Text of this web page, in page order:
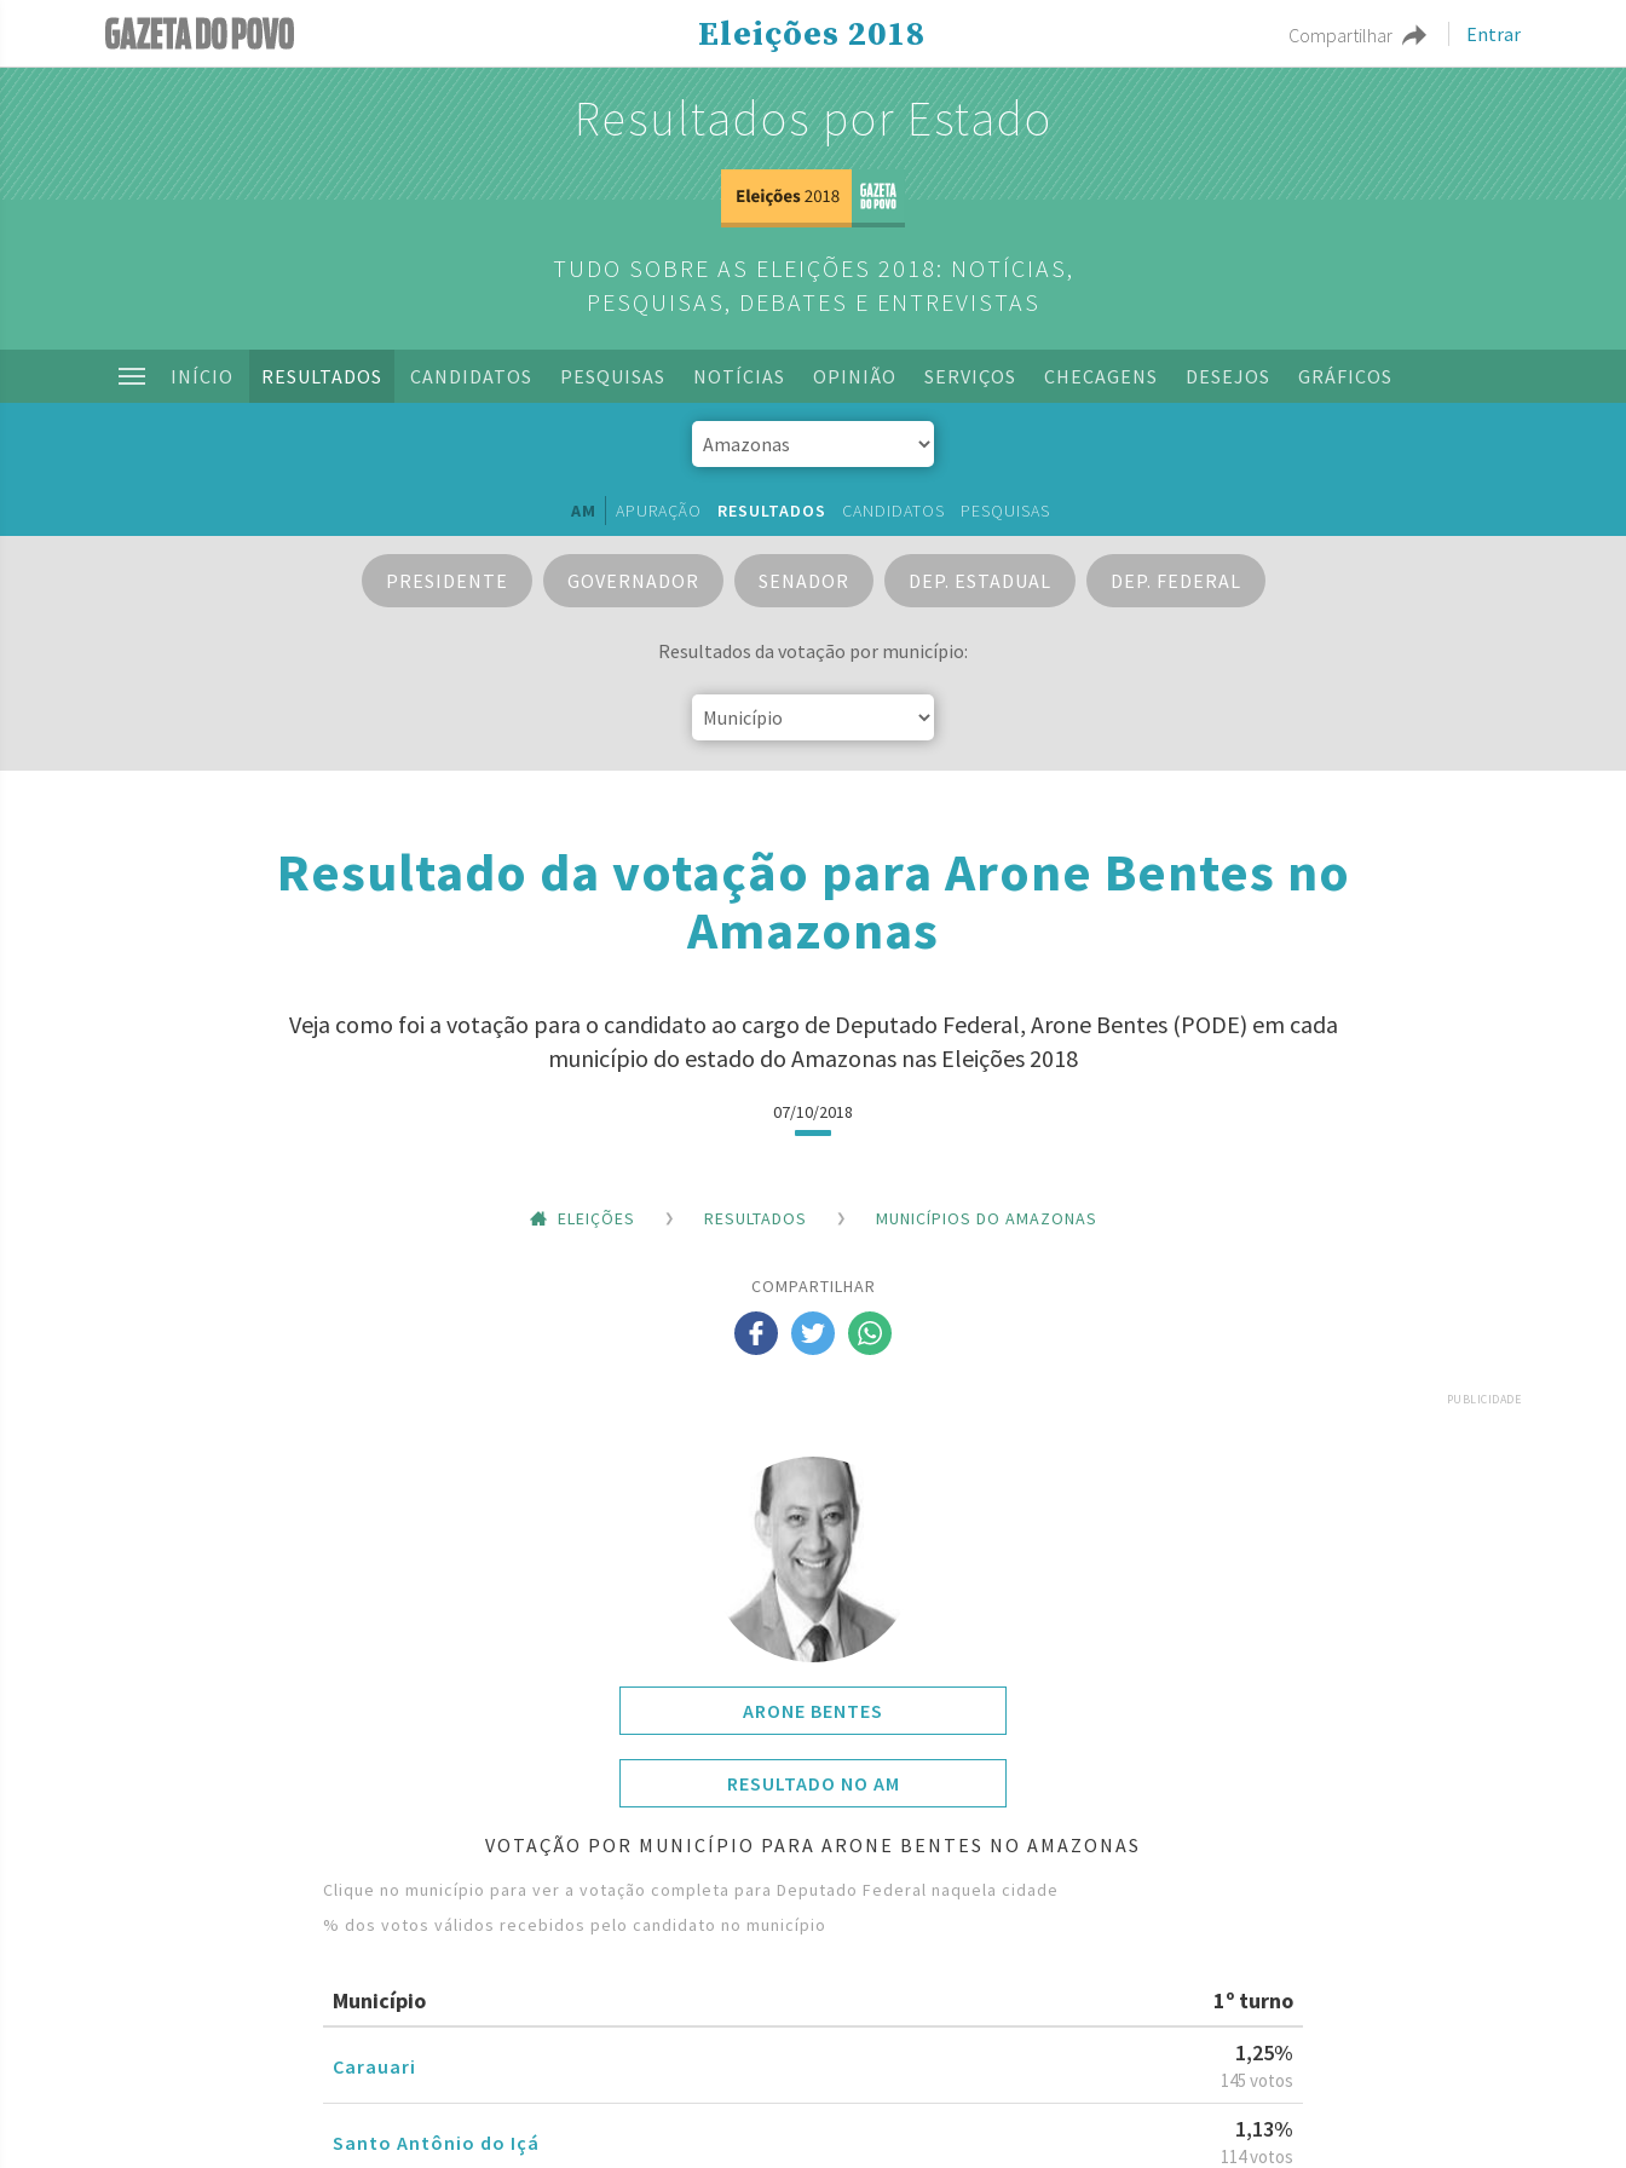
Compartilhar Entrar
Eleições 2018
Resultados por Estado
TUDO SOBRE AS ELEIÇÕES 2018: NOTÍCIAS,
PESQUISAS, DEBATES E ENTREVISTAS
INÍCIO RESULTADOS CANDIDATOS PESQUISAS NOTÍCIAS OPINIÃO SERVIÇOS CHECAGENS DESEJOS GRÁFICOS
AM APURAÇÃO RESULTADOS CANDIDATOS PESQUISAS
PRESIDENTE GOVERNADOR SENADOR DEP. ESTADUAL DEP. FEDERAL
Resultados da votação por município:
Resultado da votação para Arone Bentes no
Amazonas
Veja como foi a votação para o candidato ao cargo de Deputado Federal, Arone Bentes (PODE) em cada
município do estado do Amazonas nas Eleições 2018
07/10/2018
ELEIÇÕES RESULTADOS MUNICÍPIOS DO AMAZONAS
COMPARTILHAR
PUBLICIDADE
ARONE BENTES
RESULTADO NO AM
VOTAÇÃO POR MUNICÍPIO PARA ARONE BENTES NO AMAZONAS
Clique no município para ver a votação completa para Deputado Federal naquela cidade
% dos votos válidos recebidos pelo candidato no município
Município 1º turno
Carauari
1,25%
145 votos
Santo Antônio do Içá
1,13%
114 votos